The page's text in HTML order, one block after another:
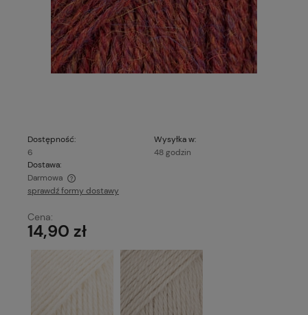
Dostępność:
6
Wysyłka w:
48 godzin
Dostawa:
Darmowa
Cena nie zawiera ewentualnych kosztów płatności
sprawdź formy dostawy
Cena:
14,90 zł